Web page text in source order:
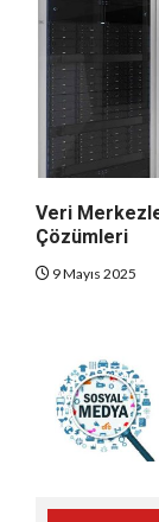
Veri
Çözümleri
9 Mayıs 2025